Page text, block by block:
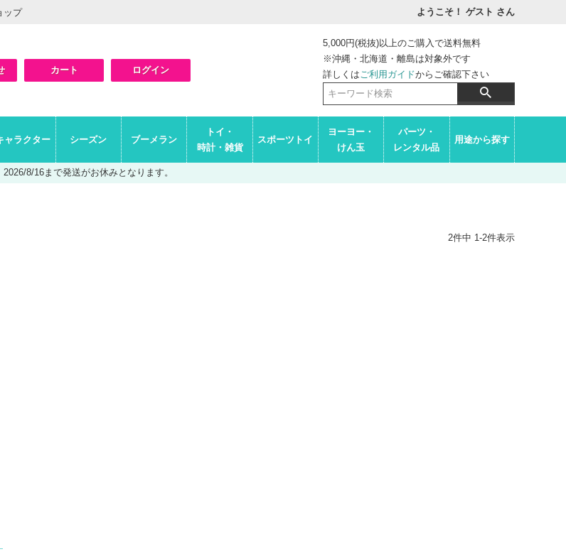
ップ ようこそ！ ゲスト さん
カート ログイン
5,000円(税抜)以上のご購入で送料無料
※沖縄・北海道・離島は対象外です
詳しくはご利用ガイドからご確認下さい
ャラクター シーズン ブーメラン
トイ・
時計・雑貨
スポーツトイ
ヨーヨー・
けん玉
パーツ・
レンタル品
用途から探す
2026/8/16まで発送がお休みとなります。
2件中 1-2件表示